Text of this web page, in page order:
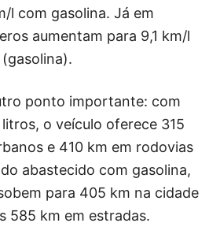
l com gasolina. Já em
aumentam para 9,1 km/l
ponto importante: com
o veículo oferece 315
e 410 km em rodovias
abastecido com gasolina,
para 405 km na cidade
585 km em estradas.